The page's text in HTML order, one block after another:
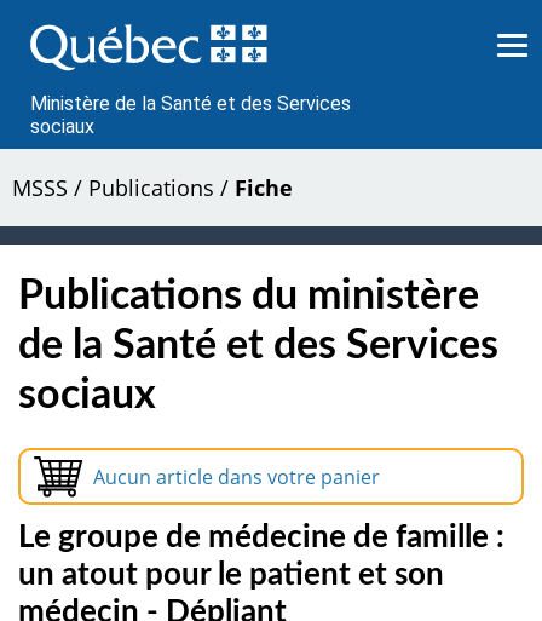
au
contenu
Ministère de la Santé et des Services
sociaux
MSSS / Publications / Fiche
Publications du ministère
de la Santé et des Services
sociaux
Aucun article dans votre panier
Le groupe de médecine de famille :
un atout pour le patient et son
médecin - Dépliant